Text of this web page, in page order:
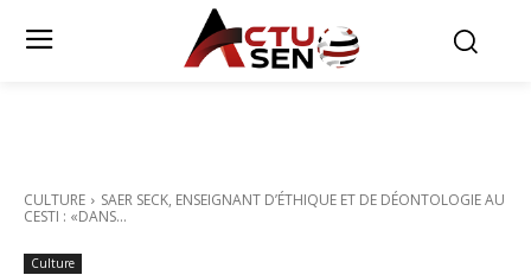
CULTURE
SAER SECK, ENSEIGNANT D’ÉTHIQUE ET DE DÉONTOLOGIE AU
CESTI : «DANS...
Culture